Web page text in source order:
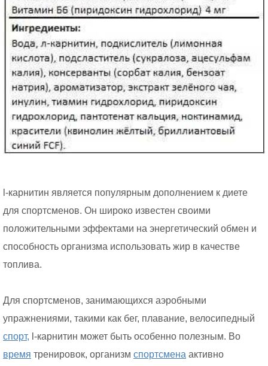
l-карнитин является популярным дополнением к диете
для спортсменов. Он широко известен своими
положительными эффектами на энергетический обмен и
способность организма использовать жир в качестве
топлива.
Для спортсменов, занимающихся аэробными
упражнениями, такими как бег, плавание, велосипедный
спорт, l-карнитин может быть особенно полезным. Во
время тренировок, организм спортсмена активно